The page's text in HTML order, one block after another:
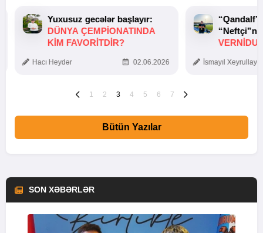
Yuxusuz gecələr başlayır:
DÜNYA ÇEMPIONATINDA
KIM FAVORITDIR?
Hacı Heydər 02.06.2026 İsmayıl
1 2 3 4 5 6 7
Bütün Yazılar
SON XƏBƏRLƏR